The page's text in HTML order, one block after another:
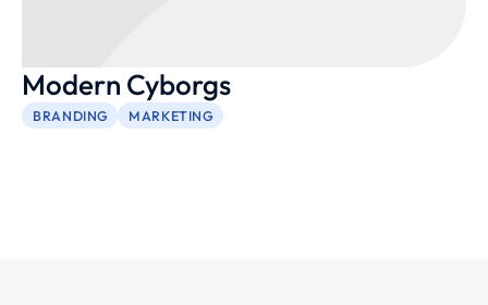
Modern Cyborgs
BRANDING MARKETING